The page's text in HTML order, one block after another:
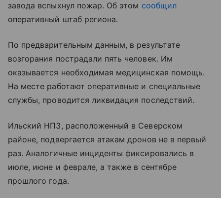
завода вспыхнул пожар. Об этом сообщил
оперативный штаб региона.
По предварительным данным, в результате
возгорания пострадали пять человек. Им
оказывается необходимая медицинская помощь.
На месте работают оперативные и специальные
службы, проводится ликвидация последствий.
Ильский НПЗ, расположенный в Северском
районе, подвергается атакам дронов не в первый
раз. Аналогичные инциденты фиксировались в
июле, июне и феврале, а также в сентябре
прошлого года.